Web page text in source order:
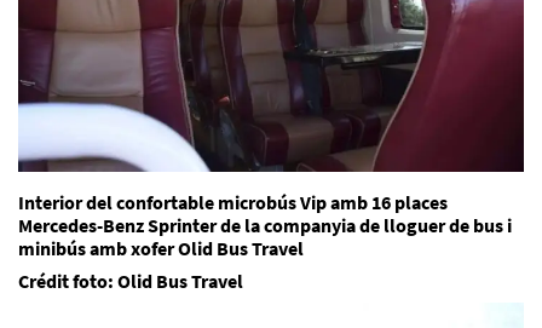
Interior del confortable microbús Vip amb 16 places
Mercedes-Benz Sprinter de la companyia de lloguer de bus i
minibús amb xoferOlid Bus Travel
Crédit foto: Olid Bus Travel